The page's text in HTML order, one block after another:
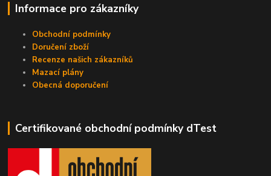
Informace pro zákazníky
Obchodní podmínky
Doručení zboží
Recenze našich zákazníků
Mazací plány
Obecná doporučení
Certifikované obchodní podmínky dTest